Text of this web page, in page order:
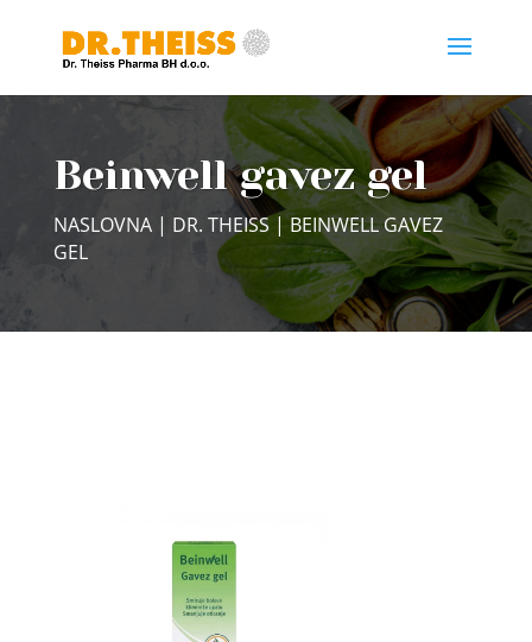
Beinwell gavez gel
NASLOVNA| DR. THEISS| BEINWELL GAVEZ
GEL